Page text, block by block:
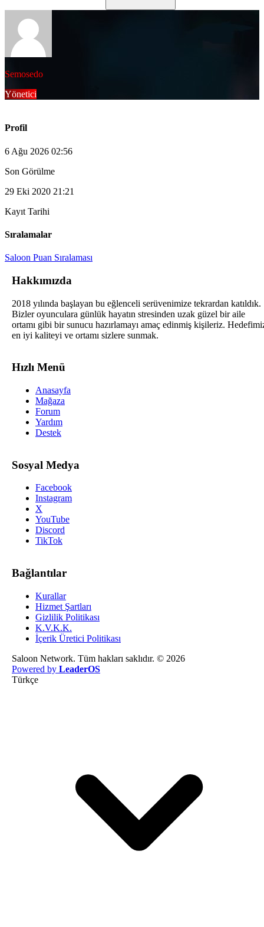
Semosedo
Yönetici
Profil
6 Ağu 2026 02:56
Son Görülme
29 Eki 2020 21:21
Kayıt Tarihi
Sıralamalar
Saloon Puan Sıralaması
Hakkımızda
2018 yılında başlayan bu eğlenceli serüvenimize tekrardan katıldık.
Bizler oyunculara günlük hayatın stresinden uzak güzel bir aile
ortamı gibi bir sunucu hazırlamayı amaç edinmiş kişileriz.
en iyi kaliteyi ve ortamı sizlere sunmak.
Hızlı Menü
Anasayfa
Mağaza
Forum
Yardım
Destek
Sosyal Medya
Facebook
Instagram
X
YouTube
Discord
TikTok
Bağlantılar
Kurallar
Hizmet Şartları
Gizlilik Politikası
K.V.K.K.
İçerik Üretici Politikası
Saloon Network. Tüm hakları saklıdır. © 2026
Powered by LeaderOS
Türkçe